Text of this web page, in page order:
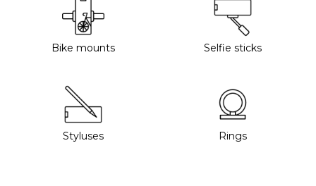
Bike mounts Selfie sticks
Styluses Rings